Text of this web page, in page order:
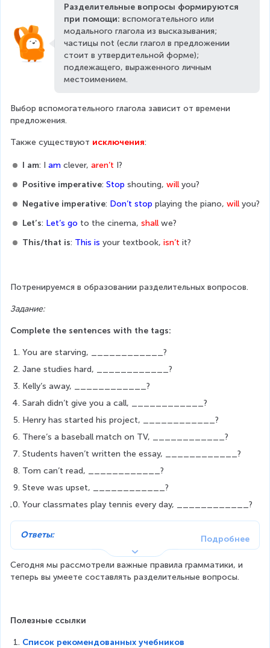
Разделительные вопросы формируются
при помощи: вспомогательного или
модального глагола из высказывания;
частицы not (если глагол в предложении
стоит в утвердительной форме);
подлежащего, выраженного личным
местоимением.
Выбор вспомогательного глагола зависит от времени
предложения.
Также существуют исключения:
I am: I am clever, aren’t I?
Positive imperative: Stop shouting, will you?
Negative imperative: Don’t stop playing the piano, will you?
Let’s: Let’s go to the cinema, shall we?
This/that is: This is your textbook, isn’t it?
Потренируемся в образовании разделительных вопросов.
Задание:
Complete the sentences with the tags:
You are starving, ____________?
Jane studies hard, ____________?
Kelly’s away, ____________?
Sarah didn’t give you a call, ____________?
Henry has started his project, ____________?
There’s a baseball match on TV, ____________?
Students haven’t written the essay, ____________?
Tom can’t read, ____________?
Steve was upset, ____________?
Your classmates play tennis every day, ____________?
Ответы:
Сегодня мы рассмотрели важные правила грамматики, и
теперь вы умеете составлять разделительные вопросы.
Полезные ссылки
Список рекомендованных учебников